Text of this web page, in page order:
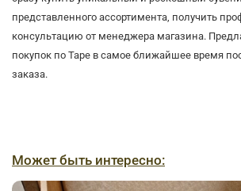
представленного ассортимента, получить
консультацию от менеджера магазина.
покупок по Таре в самое ближайшее время
заказа.
Может быть интересно: